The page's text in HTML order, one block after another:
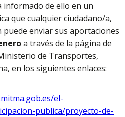
informado de ello en un
que cualquier ciudadano/a,
puede enviar sus aportaciones
a través de la página de
de Transportes,
en los siguientes enlaces:
el-
publica/proyecto-de-